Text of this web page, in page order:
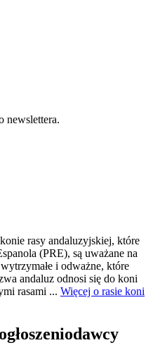
newslettera.
rasy andaluzyjskiej, które
(PRE), są uważane na
i odważne, które
andaluz odnosi się do koni
rasami ... Więcej o rasie koni